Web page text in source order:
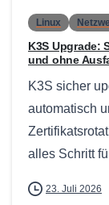
Linux
K3S Upgrade:
und ohne
K3S sicher
automatisch
alles Schritt
23. Juli 2026